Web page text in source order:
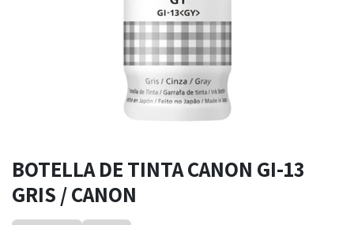
BOTELLA DE TINTA CANON GI-13
GRIS / CANON